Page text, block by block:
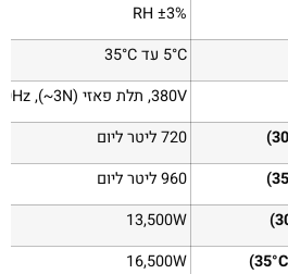
±3% RH
5°C עד 35°C
380V, תלת פאזי (3N~), 50Hz
720 ליטר ליום
960 ליטר ליום
13,500W
16,500W